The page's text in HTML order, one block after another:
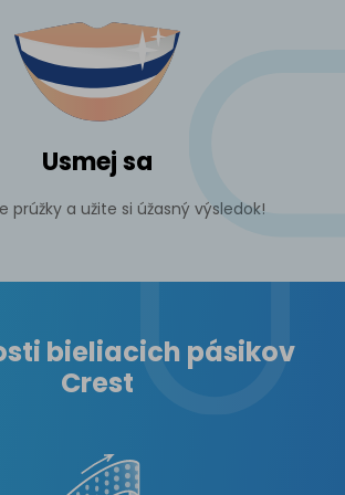
Usmej sa
prúžky a užite si úžasný výsledok!
bieliacich pásikov
Crest